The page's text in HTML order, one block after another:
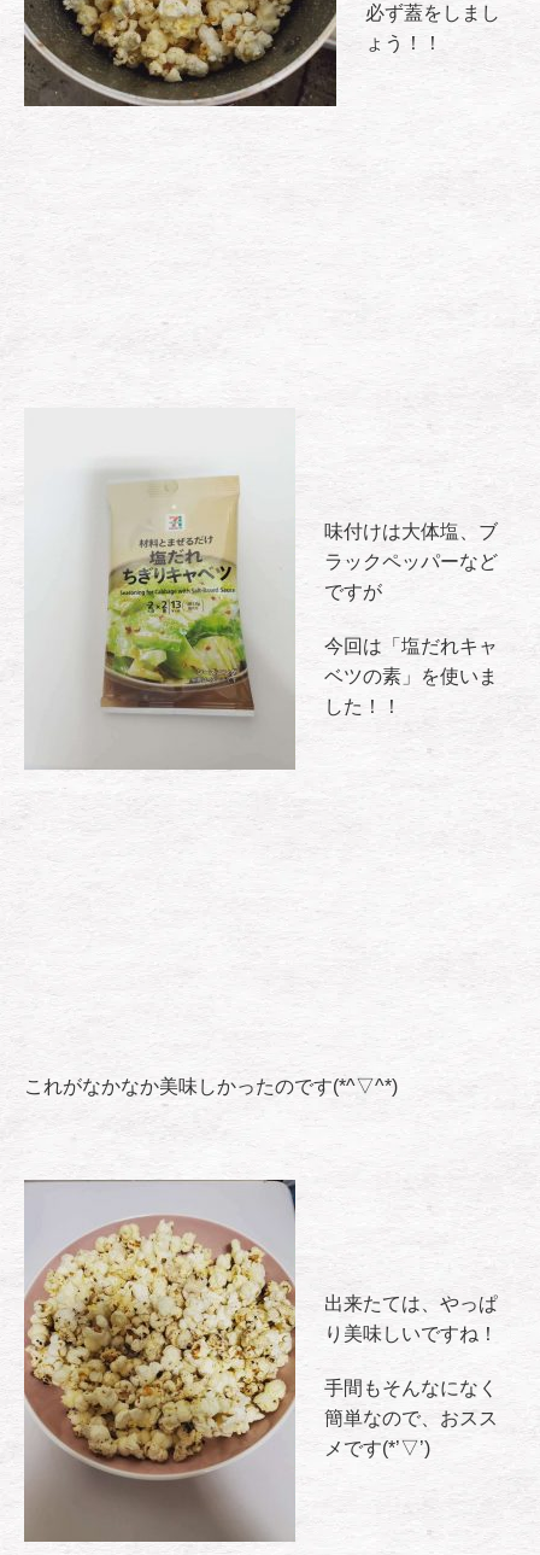
必ず蓋をしまし
ょう！！
味付けは大体塩、ブ
ラックペッパーなど
ですが
今回は「塩だれキャ
ベツの素」を使いま
した！！
これがなかなか美味しかったのです(*^▽^*)
出来たては、やっぱ
り美味しいですね！
手間もそんなになく
簡単なので、おスス
メです(*’▽’)